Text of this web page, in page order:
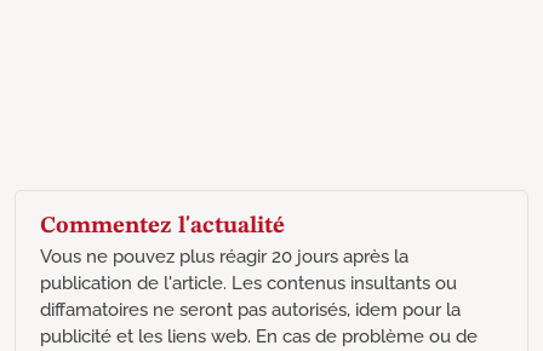
Commentez l'actualité
Vous ne pouvez plus réagir 20 jours après la
publication de l'article. Les contenus insultants ou
diffamatoires ne seront pas autorisés, idem pour la
publicité et les liens web. En cas de problème ou de